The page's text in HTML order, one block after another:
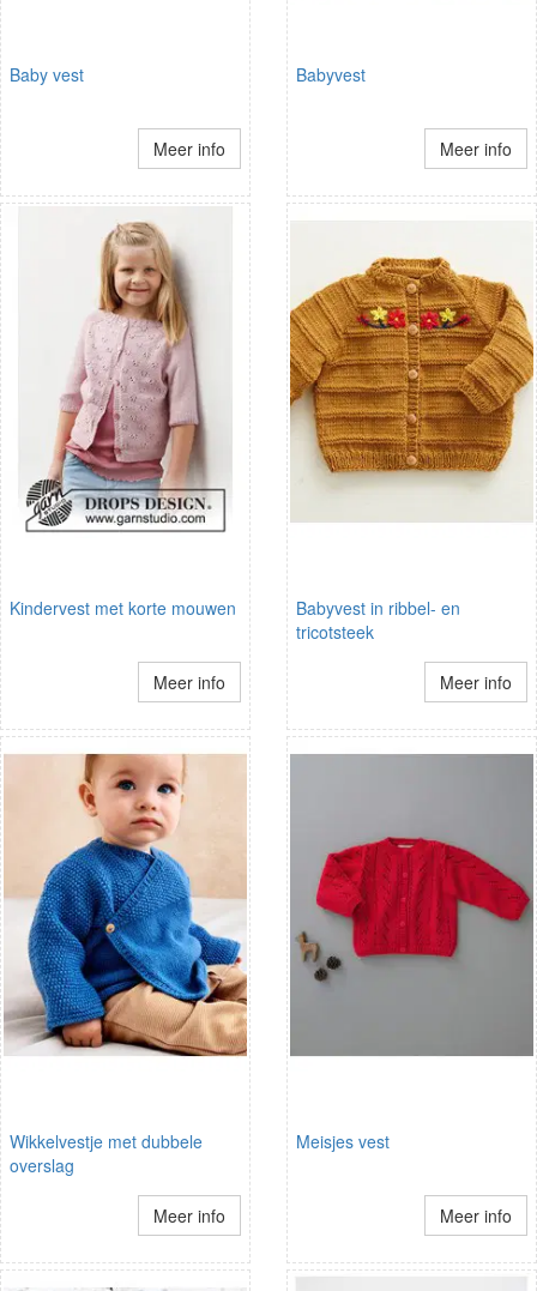
Baby vest
Meer info
Babyvest
Meer info
Kindervest met korte mouwen
Meer info
Babyvest in ribbel- en
tricotsteek
Meer info
Wikkelvestje met dubbele
overslag
Meer info
Meisjes vest
Meer info